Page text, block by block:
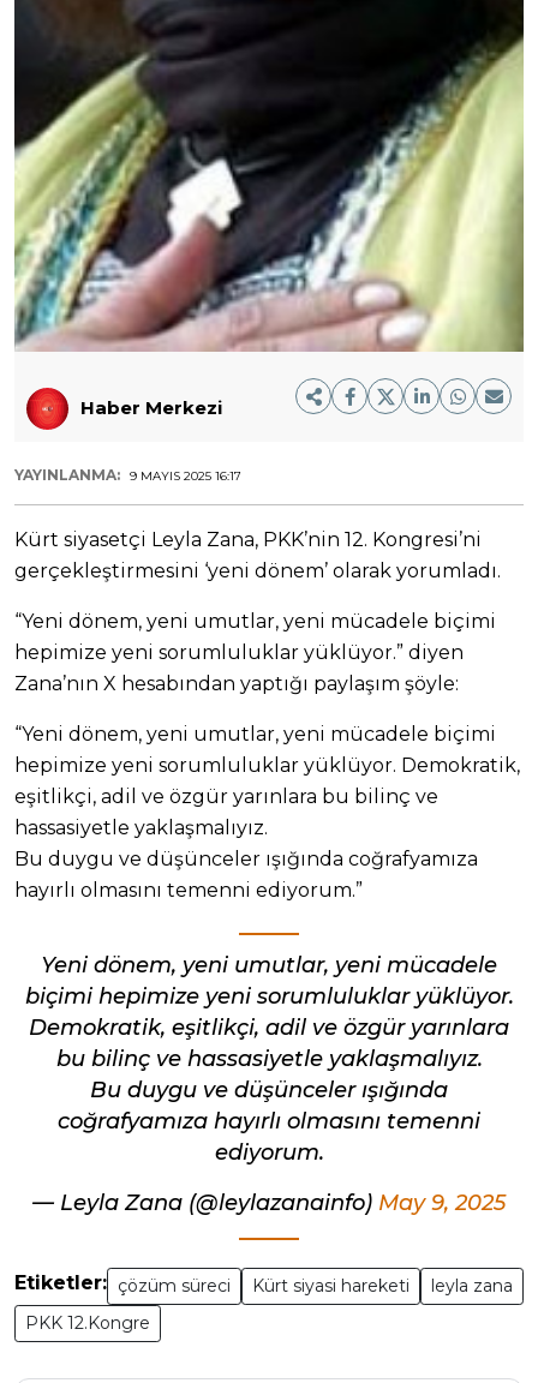
Haber Merkezi
YAYINLANMA: 9 MAYIS 2025 16:17
Kürt siyasetçi Leyla Zana, PKK’nin 12. Kongresi’ni
gerçekleştirmesini ‘yeni dönem’ olarak yorumladı.
“Yeni dönem, yeni umutlar, yeni mücadele biçimi
hepimize yeni sorumluluklar yüklüyor.” diyen
Zana’nın X hesabından yaptığı paylaşım şöyle:
“Yeni dönem, yeni umutlar, yeni mücadele biçimi
hepimize yeni sorumluluklar yüklüyor. Demokratik,
eşitlikçi, adil ve özgür yarınlara bu bilinç ve
hassasiyetle yaklaşmalıyız.
Bu duygu ve düşünceler ışığında coğrafyamıza
hayırlı olmasını temenni ediyorum.”
Yeni dönem, yeni umutlar, yeni mücadele
biçimi hepimize yeni sorumluluklar yüklüyor.
Demokratik, eşitlikçi, adil ve özgür yarınlara
bu bilinç ve hassasiyetle yaklaşmalıyız.
Bu duygu ve düşünceler ışığında
coğrafyamıza hayırlı olmasını temenni
ediyorum.
— Leyla Zana (@leylazanainfo) May 9, 2025
Etiketler: çözüm süreci Kürt siyasi hareketi
leyla zana
PKK 12.Kongre